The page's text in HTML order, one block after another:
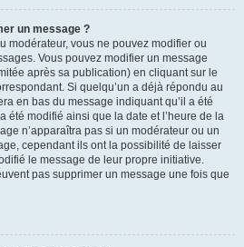
un message ?
modérateur, vous ne pouvez modifier ou
Vous pouvez modifier un message
après sa publication) en cliquant sur le
Si quelqu’un a déjà répondu au
en bas du message indiquant qu’il a été
été modifié ainsi que la date et l’heure de la
n’apparaîtra pas si un modérateur ou un
cependant ils ont la possibilité de laisser
le message de leur propre initiative.
pas supprimer un message une fois que